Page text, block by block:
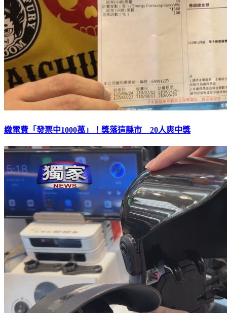
繳電費「發票中1000萬」！獎落這縣市 20人爽中獎